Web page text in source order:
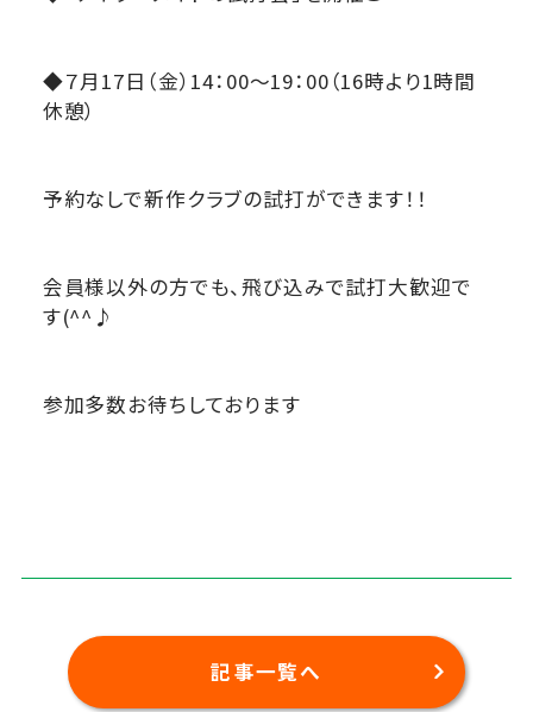
◆７月17日（金）14：00～19：00（16時より1時間
休憩）
予約なしで新作クラブの試打ができます！！
会員様以外の方でも、飛び込みで試打大歓迎で
す(^^♪
参加多数お待ちしております
記事一覧へ